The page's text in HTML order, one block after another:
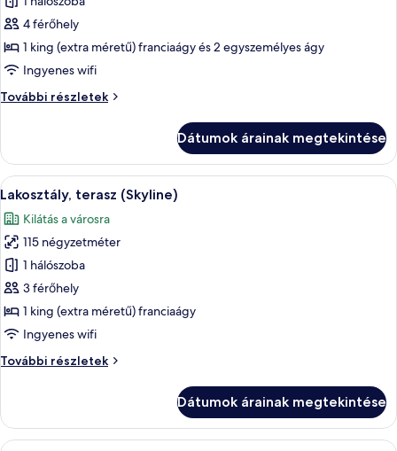
megtekintése:
Grand
lakosztály
(Skyline)
4 férőhely
1 king (extra méretű) franciaágy és 2 egyszemélyes ágy
Ingyenes wifi
További részletek
Grand
részletei
Dátumok árainak megtekintése
A
következő
szoba
összes
képének
megtekintése:
Lakosztály,
terasz
(Skyline)
Egy modern nappali, szürke
50
Lakosztály, terasz (Skyline)
Kilátás a városra
115 négyzetméter
1 hálószoba
3 férőhely
1 king (extra méretű) franciaágy
Ingyenes wifi
További részletek
Lakosztály,
részletei
Dátumok árainak megtekintése
Egy modern nappali, melyben egy